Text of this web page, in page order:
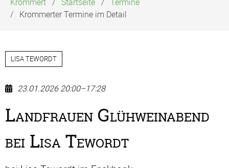
Krommerter Termine im Detail
LISA TEWORDT
23.01.2026 20:00–17:28
Landfrauen Glühweinabend
bei Lisa Tewordt